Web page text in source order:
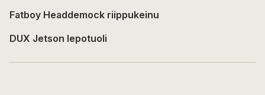
Fatboy Headdemock riippukeinu
DUX Jetson lepotuoli